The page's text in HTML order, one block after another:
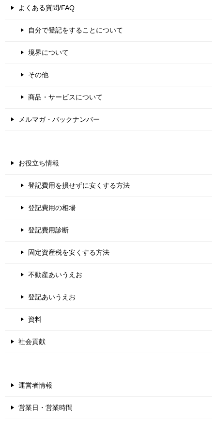
よくある質問/FAQ
自分で登記をすることについて
境界について
その他
商品・サービスについて
メルマガ・バックナンバー
お役立ち情報
登記費用を損せずに安くする方法
登記費用の相場
登記費用診断
固定資産税を安くする方法
不動産あいうえお
登記あいうえお
資料
社会貢献
運営者情報
営業日・営業時間